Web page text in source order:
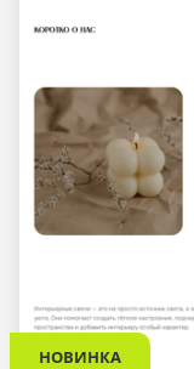
НОВИНКА